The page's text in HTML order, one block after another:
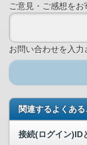
ご意見・ご感想を
お問い合わせを入
関連するよくある
接続(ログイン)ID